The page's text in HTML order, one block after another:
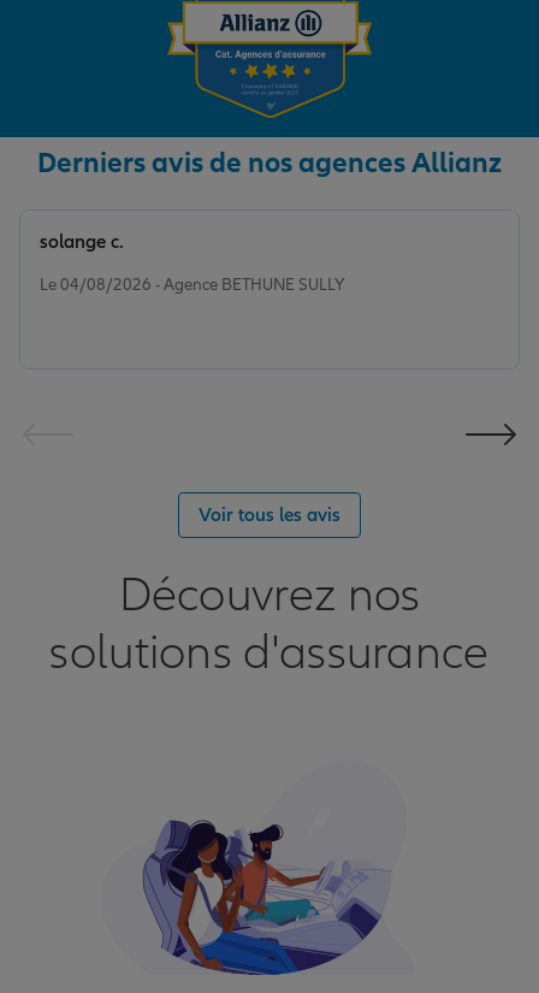
Derniers avis de nos agences Allianz
Le 04/08/2026 - Agence BETHUNE SULLY
solange c.
Voir tous les avis
Découvrez nos
solutions d'assurance